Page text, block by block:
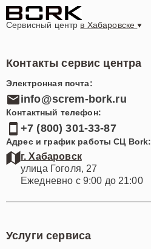
Сервисный центр в Хабаровске
Контакты сервис центра
Электронная почта:
info@screm-bork.ru
Контактный телефон:
+7 (800) 301-33-87
Адрес и график работы СЦ Bork:
г. Хабаровск
улица Гоголя, 27
Ежедневно с 9:00 до 21:00
Услуги сервиса